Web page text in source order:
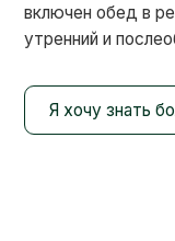
включен обед в
утренний и
Я хочу знать